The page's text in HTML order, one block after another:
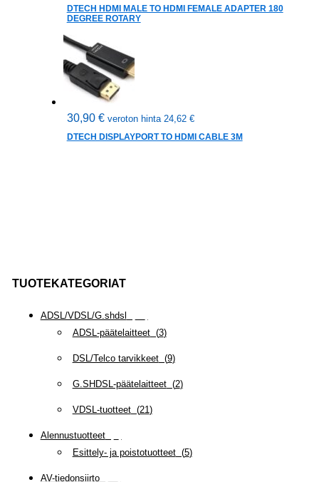
TUOTEKATEGORIAT
ADSL/VDSL/G.shdsl
ADSL-päätelaitteet(3)
DSL/Telco tarvikkeet(9)
G.SHDSL-päätelaitteet(2)
VDSL-tuotteet(21)
Alennustuotteet(
Esittely- ja poistotuotteet(5)
AV-tiedonsiirto(
DTECH HDMI MALE TO HDMI FEMALE ADAPTER 180
DEGREE ROTARY
30,90 € veroton hinta 24,62 €
DTECH DISPLAYPORT TO HDMI CABLE 3M